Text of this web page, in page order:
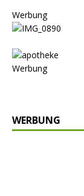
Werbung
Werbung
WERBUNG